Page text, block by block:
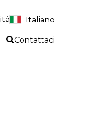
Italiano
Contattaci